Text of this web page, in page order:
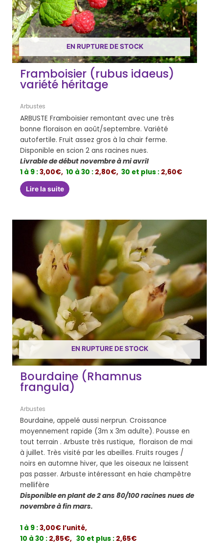
EN RUPTURE DE STOCK
Framboisier (rubus idaeus)
variété héritage
Arbustes
ARBUSTE Framboisier remontant avec une très
bonne floraison en août/septembre. Variété
autofertile. Fruit assez gros à la chair ferme.
Disponible en scion 2 ans racines nues.
Livrable de début novembre à mi avril
1 à 9 :3,00€, 10 à 30 : 2,80€, 30 et plus : 2,60€
Lire la suite
EN RUPTURE DE STOCK
Bourdaine (Rhamnus
frangula)
Arbustes
Bourdaine, appelé aussi nerprun. Croissance
moyennement rapide (3m x 3m adulte). Pousse en
tout terrain . Arbuste très rustique, floraison de mai
à juillet. Très visité par les abeilles. Fruits rouges /
noirs en automne hiver, que les oiseaux ne laissent
pas passer. Arbuste intéressant en haie champêtre
mellifère
Disponible en plant de 2 ans 80/100 racines nues de
novembre à fin mars.
1 à 9 :3,00€ l’unité,
10 à 30 : 2,85€, 30 et plus : 2,65€